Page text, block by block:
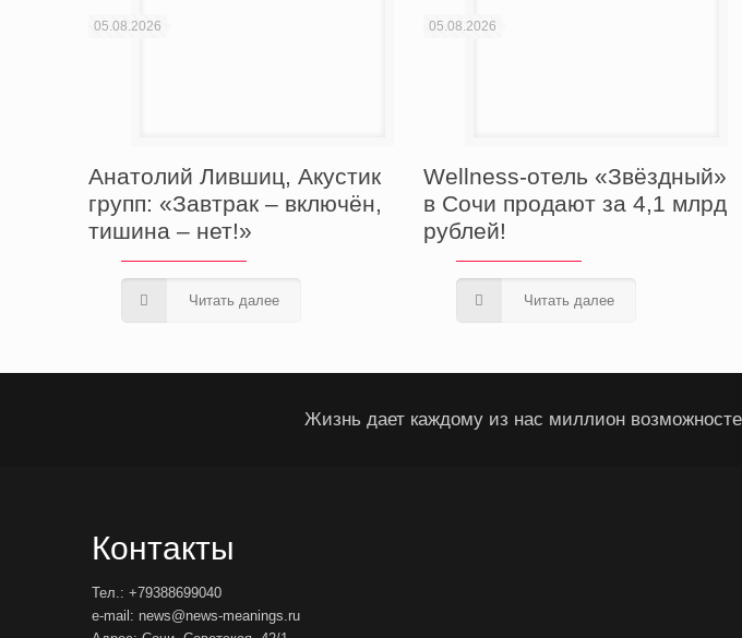
05.08.2026
Анатолий Лившиц, Акустик
групп: «Завтрак – включён,
тишина – нет!»
Читать далее
05.08.2026
Wellness-отель «Звёздный»
в Сочи продают за 4,1 млрд
рублей!
Читать далее
Жизнь дает каждому из нас миллион
Контакты
Тел.: +79388699040
e-mail: news@news-meanings.ru